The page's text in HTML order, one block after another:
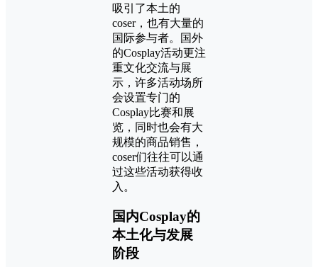
吸引了本土的
coser，也有大量的
国际参与者。国外
的Cosplay活动更注
重文化交流与展
示，许多活动场所
会设置专门的
Cosplay比赛和展
览，同时也会有大
规模的商品销售，
coser们往往可以通
过这些活动获得收
入。
国内Cosplay的
本土化与发展
阶段